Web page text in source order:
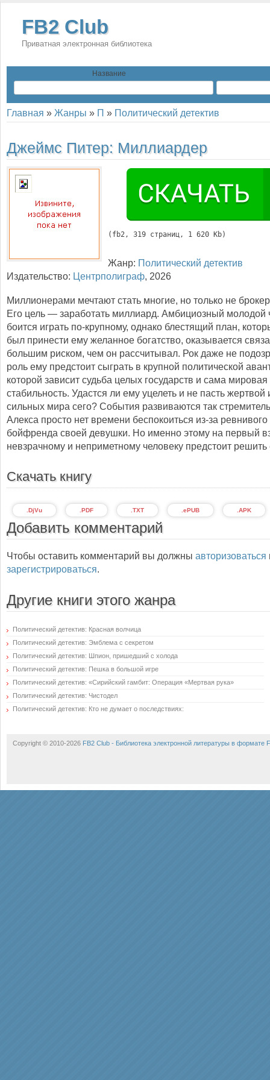
FB2 Club
Приватная электронная библиотека
Название
Главная » Жанры » П » Политический детектив
Джеймс Питер: Миллиардер
( fb2, 319 страниц, 1 620 Kb)
Жанр: Политический детектив
Издательство: Центрполиграф, 2026
Миллионерами мечтают стать многие, но только не
Его цель — заработать миллиард. Амбициозный молодой
боится играть по-крупному, однако блестящий план,
был принести ему желанное богатство, оказывается
большим риском, чем он рассчитывал. Рок даже не
роль ему предстоит сыграть в крупной политической
которой зависит судьба целых государств и сама мировая
стабильность. Удастся ли ему уцелеть и не пасть жертвой
сильных мира сего? События развиваются так
Алекса просто нет времени беспокоиться из-за
бойфренда своей девушки. Но именно этому на первый
невзрачному и неприметному человеку предстоит решить
Скачать книгу
.APK
.ePUB
.TXT
.PDF
.DjVu
Добавить комментарий
Чтобы оставить комментарий вы должны авторизоваться
зарегистрироваться.
Другие книги этого жанра
Политический детектив: Красная волчица
Политический детектив: Эмблема с секретом
Политический детектив: Шпион, пришедший с холода
Политический детектив: Пешка в большой игре
Политический детектив: «Сирийский гамбит: Операция «Мертвая рука»
Политический детектив: Чистодел
Политический детектив: Кто не думает о последствиях:
Copyright © 2010-2026 FB2 Club - Библиотека электронной литературы в формате